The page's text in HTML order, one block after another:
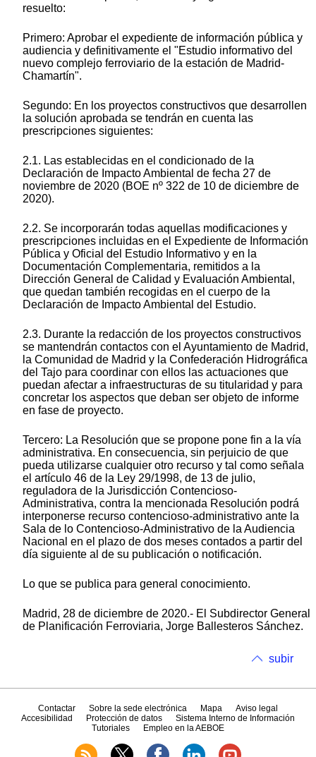
resuelto:
Primero: Aprobar el expediente de información pública y
audiencia y definitivamente el "Estudio informativo del
nuevo complejo ferroviario de la estación de Madrid-
Chamartín".
Segundo: En los proyectos constructivos que desarrollen
la solución aprobada se tendrán en cuenta las
prescripciones siguientes:
2.1. Las establecidas en el condicionado de la
Declaración de Impacto Ambiental de fecha 27 de
noviembre de 2020 (BOE nº 322 de 10 de diciembre de
2020).
2.2. Se incorporarán todas aquellas modificaciones y
prescripciones incluidas en el Expediente de Información
Pública y Oficial del Estudio Informativo y en la
Documentación Complementaria, remitidos a la
Dirección General de Calidad y Evaluación Ambiental,
que quedan también recogidas en el cuerpo de la
Declaración de Impacto Ambiental del Estudio.
2.3. Durante la redacción de los proyectos constructivos
se mantendrán contactos con el Ayuntamiento de Madrid,
la Comunidad de Madrid y la Confederación Hidrográfica
del Tajo para coordinar con ellos las actuaciones que
puedan afectar a infraestructuras de su titularidad y para
concretar los aspectos que deban ser objeto de informe
en fase de proyecto.
Tercero: La Resolución que se propone pone fin a la vía
administrativa. En consecuencia, sin perjuicio de que
pueda utilizarse cualquier otro recurso y tal como señala
el artículo 46 de la Ley 29/1998, de 13 de julio,
reguladora de la Jurisdicción Contencioso-
Administrativa, contra la mencionada Resolución podrá
interponerse recurso contencioso-administrativo ante la
Sala de lo Contencioso-Administrativo de la Audiencia
Nacional en el plazo de dos meses contados a partir del
día siguiente al de su publicación o notificación.
Lo que se publica para general conocimiento.
Madrid, 28 de diciembre de 2020.- El Subdirector General
de Planificación Ferroviaria, Jorge Ballesteros Sánchez.
subir
Contactar Sobre la sede electrónica Mapa
Aviso legal
Accesibilidad
Protección de datos
Sistema Interno de Información
Tutoriales
Empleo en la AEBOE